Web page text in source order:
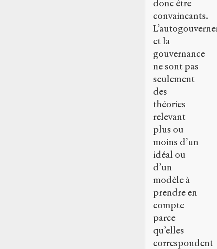
donc être
convaincants.
et la
gouvernance
ne sont pas
seulement
des
théories
relevant
plus ou
moins d’un
idéal ou
d’un
modèle à
prendre en
compte
parce
qu’elles
correspondent